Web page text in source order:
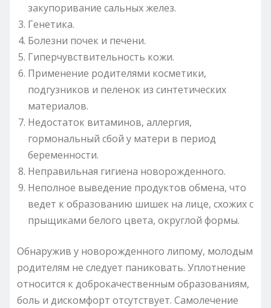
закупоривание сальных желез.
Генетика.
Болезни почек и печени.
Гиперчувствительность кожи.
Применение родителями косметики,
подгузников и пеленок из синтетических
материалов.
Недостаток витаминов, аллергия,
гормональный сбой у матери в период
беременности.
Неправильная гигиена новорожденного.
Неполное выведение продуктов обмена, что
ведет к образованию шишек на лице, схожих с
прыщиками белого цвета, округлой формы.
Обнаружив у новорожденного липому, молодым
родителям не следует паниковать. Уплотнение
относится к доброкачественным образованиям,
боль и дискомфорт отсутствует. Самолечение